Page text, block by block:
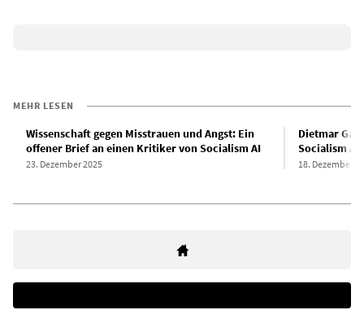
MEHR LESEN
Wissenschaft gegen Misstrauen und Angst: Ein
offener Brief an einen Kritiker von Socialism AI
23. Dezember 2025
Dietmar
Socialism AI
18. Dezember